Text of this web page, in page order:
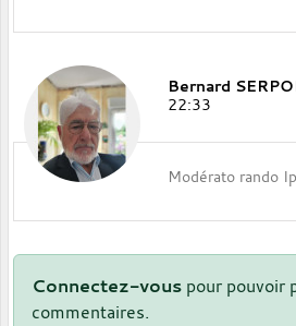
Bernard
22:33
Modérato rando
Connectez-vous pour pouvoir
commentaires.